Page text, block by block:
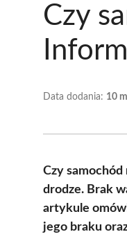
Czy
Data dodania: 10
Czy
drodze. Brak
artykule
jego braku